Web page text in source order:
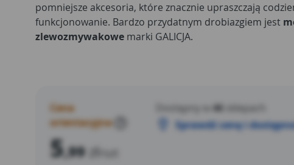
pomniejsze akcesoria, które znacznie upraszczają
funkcjonowanie. Bardzo przydatnym drobiazgiem jest
zlewozmywakowe marki GALICJA.
Cena
orientacyjna
5,99 zł /szt
Dostępny w 46
sklepach
Sprawdź cenę i